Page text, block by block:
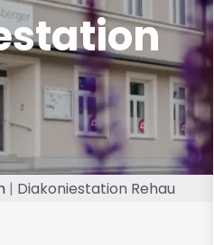
Diakoniestation Rehau